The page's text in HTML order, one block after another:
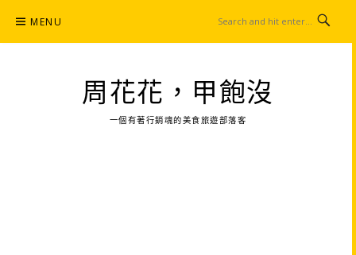
content
MENU
周花花，甲飽沒
一個有著行銷魂的美食旅遊部落客